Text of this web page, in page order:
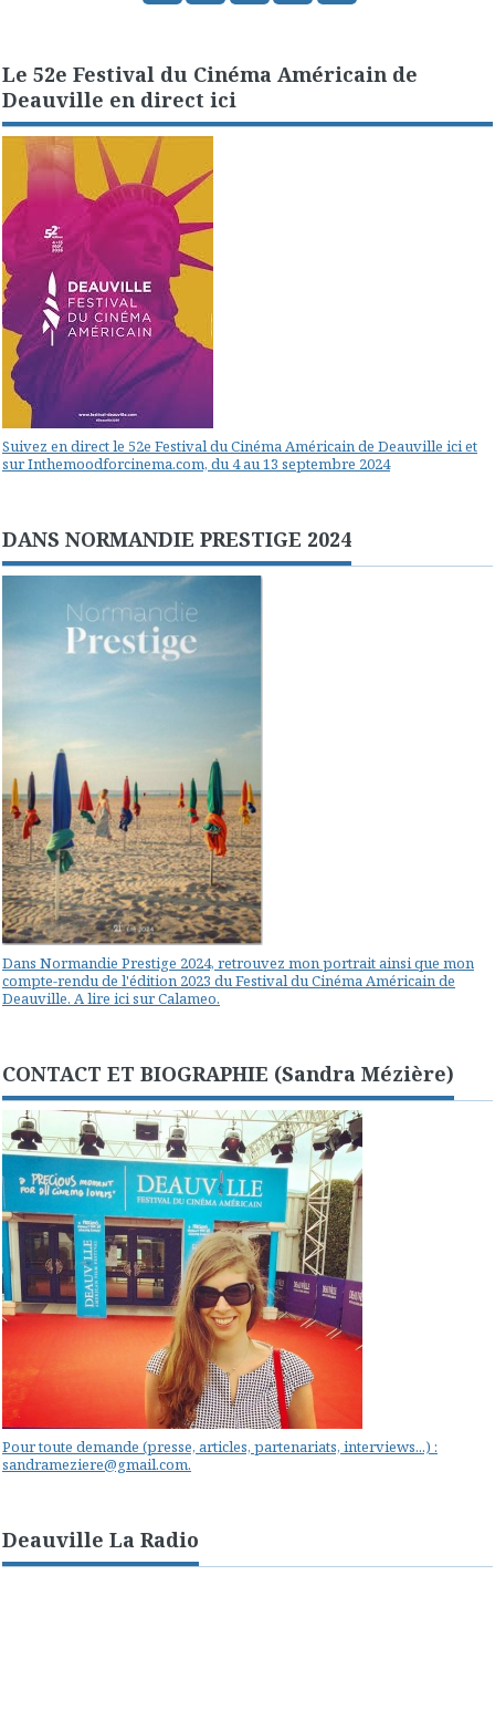
Le 52e Festival du Cinéma Américain de
Deauville en direct ici
Suivez en direct le 52e Festival du Cinéma Américain de Deauville ici et
sur Inthemoodforcinema.com, du 4 au 13 septembre 2024
DANS NORMANDIE PRESTIGE 2024
Dans Normandie Prestige 2024, retrouvez mon portrait ainsi que mon
compte-rendu de l'édition 2023 du Festival du Cinéma Américain de
Deauville. A lire ici sur Calameo.
CONTACT ET BIOGRAPHIE (Sandra Mézière)
Pour toute demande (presse, articles, partenariats, interviews...) :
sandrameziere@gmail.com.
Deauville La Radio